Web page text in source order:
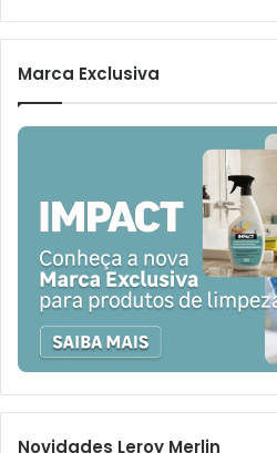
Marca Exclusiva
Novidades Leroy Merlin